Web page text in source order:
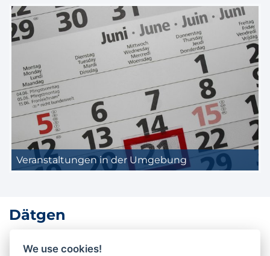
Veranstaltungen in der Umgebung
Dätgen
We use cookies!